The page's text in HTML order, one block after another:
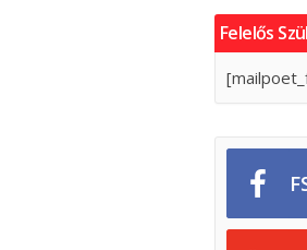
Felelős